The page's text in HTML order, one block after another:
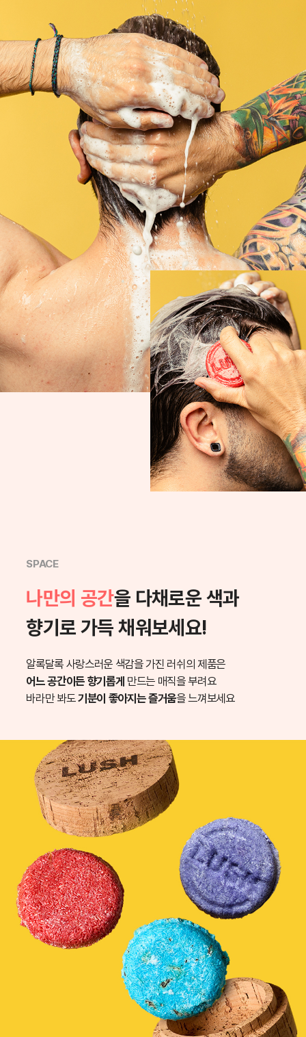
SPACE
나만의 공간을 다채로운 색과
향기로 가득 채워보세요!
알록달록 사랑스러운 색감을 가진 러쉬의 제품은
어느 공간이든 향기롭게 만드는 매직을 부려요
바라만 봐도기분이 좋아지는 즐거움을 느껴보세요